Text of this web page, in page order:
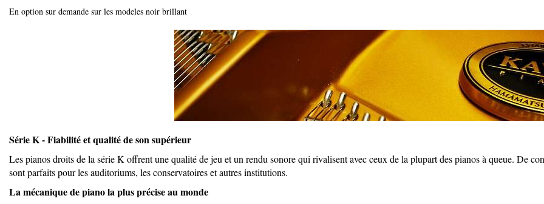
En option sur demande sur les modeles noir brillant
Série K - Fiabilité et qualité de son supérieur
Les pianos droits de la série K offrent une qualité de jeu et un rendu sonore qui rivalisent avec ceux de la plupart des pianos à queue. De
sont parfaits pour les auditoriums, les conservatoires et autres institutions.
La mécanique de piano la plus précise au monde